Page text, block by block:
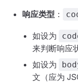
响应类型 ：
如设为
来判断响应
如设为
文（应为